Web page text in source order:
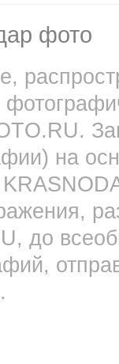
фото
на
до
.